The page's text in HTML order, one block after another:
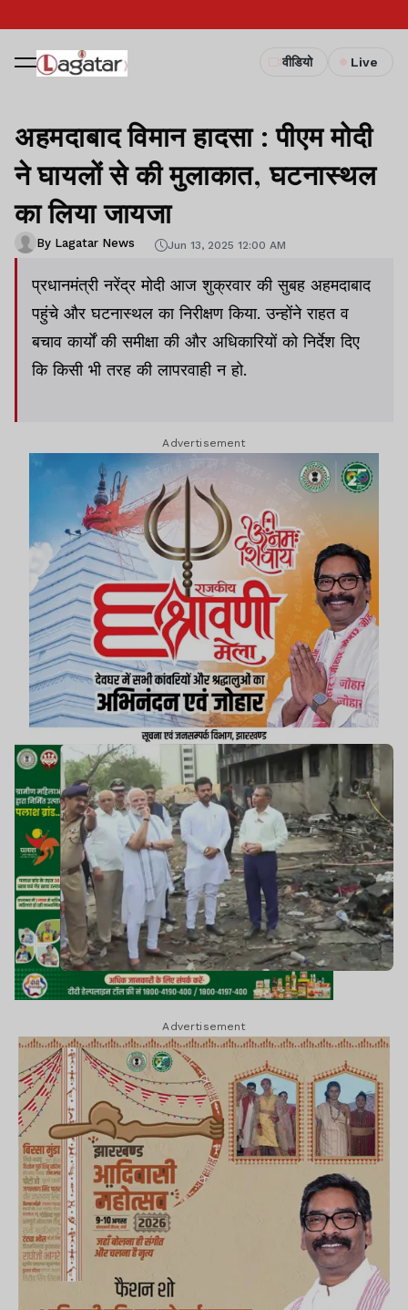
वीडियो Live
अहमदाबाद विमान हादसा : पीएम मोदी
ने घायलों से की मुलाकात, घटनास्थल
का लिया जायजा
By Lagatar News Jun 13, 2025 12:00 AM
प्रधानमंत्री नरेंद्र मोदी आज शुक्रवार की सुबह अहमदाबाद
पहुंचे और घटनास्थल का निरीक्षण किया. उन्होंने राहत व
बचाव कार्यों की समीक्षा की और अधिकारियों को निर्देश दिए
कि किसी भी तरह की लापरवाही न हो.
Advertisement
Advertisement